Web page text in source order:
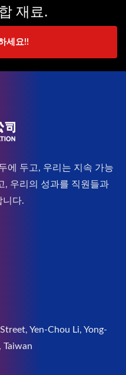
재료.
세요!!
에 두고, 우리는 지속 가능
, 우리의 성과를 직원들과
니다.
Yen-Chou Li, Yong-
Taiwan